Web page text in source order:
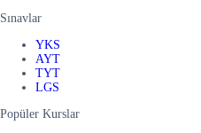
Sınavlar
YKS
AYT
TYT
LGS
Popüler Kurslar